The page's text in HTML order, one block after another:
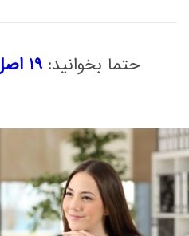
حتما بخوانید: 19 اصل روابط بین فردی